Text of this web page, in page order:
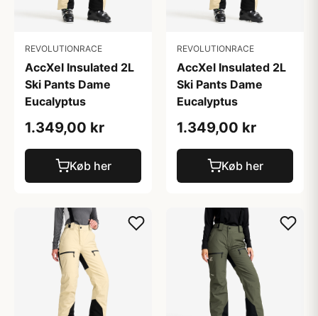
REVOLUTIONRACE
AccXel Insulated 2L
Ski Pants Dame
Eucalyptus
1.349,00 kr
Køb her
REVOLUTIONRACE
AccXel Insulated 2L
Ski Pants Dame
Eucalyptus
1.349,00 kr
Køb her